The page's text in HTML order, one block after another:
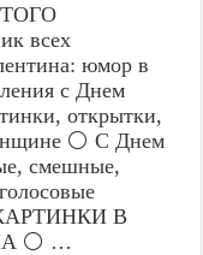
всех
юмор в
с Днем
открытки,
⚪ С Днем
смешные,
КАРТИНКИ В
⚪ …